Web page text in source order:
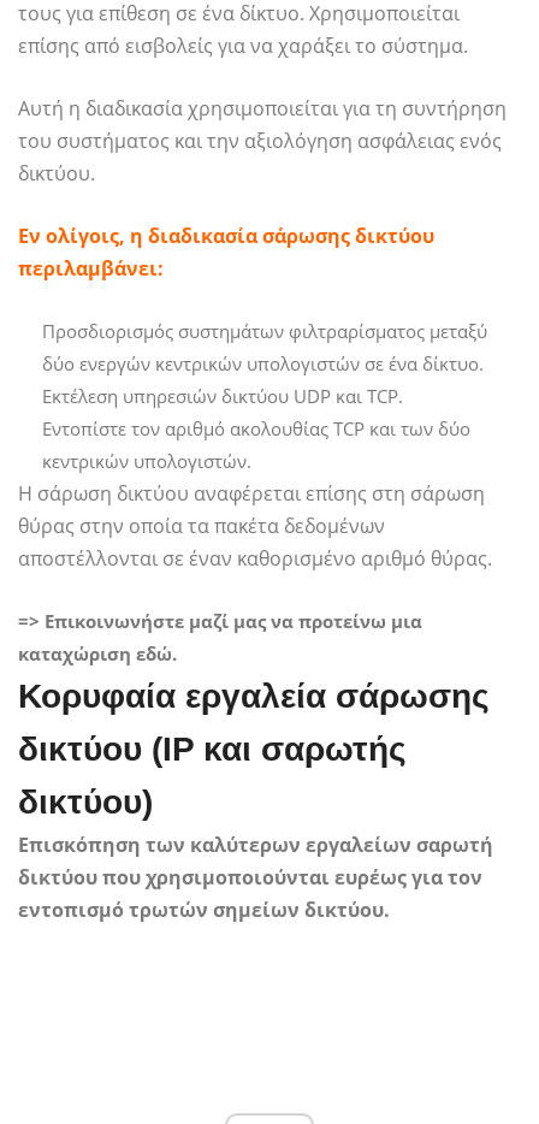
τους για επίθεση σε ένα δίκτυο. Χρησιμοποιείται
επίσης από εισβολείς για να χαράξει το σύστημα.
Αυτή η διαδικασία χρησιμοποιείται για τη συντήρηση
του συστήματος και την αξιολόγηση ασφάλειας ενός
δικτύου.
Εν ολίγοις, η διαδικασία σάρωσης δικτύου
περιλαμβάνει:
Προσδιορισμός συστημάτων φιλτραρίσματος μεταξύ
δύο ενεργών κεντρικών υπολογιστών σε ένα δίκτυο.
Εκτέλεση υπηρεσιών δικτύου UDP και TCP.
Εντοπίστε τον αριθμό ακολουθίας TCP και των δύο
κεντρικών υπολογιστών.
Η σάρωση δικτύου αναφέρεται επίσης στη σάρωση
θύρας στην οποία τα πακέτα δεδομένων
αποστέλλονται σε έναν καθορισμένο αριθμό θύρας.
=> Επικοινωνήστε μαζί μας να προτείνω μια
καταχώριση εδώ.
Κορυφαία εργαλεία σάρωσης
δικτύου (IP και σαρωτής
δικτύου)
Επισκόπηση των καλύτερων εργαλείων σαρωτή
δικτύου που χρησιμοποιούνται ευρέως για τον
εντοπισμό τρωτών σημείων δικτύου.